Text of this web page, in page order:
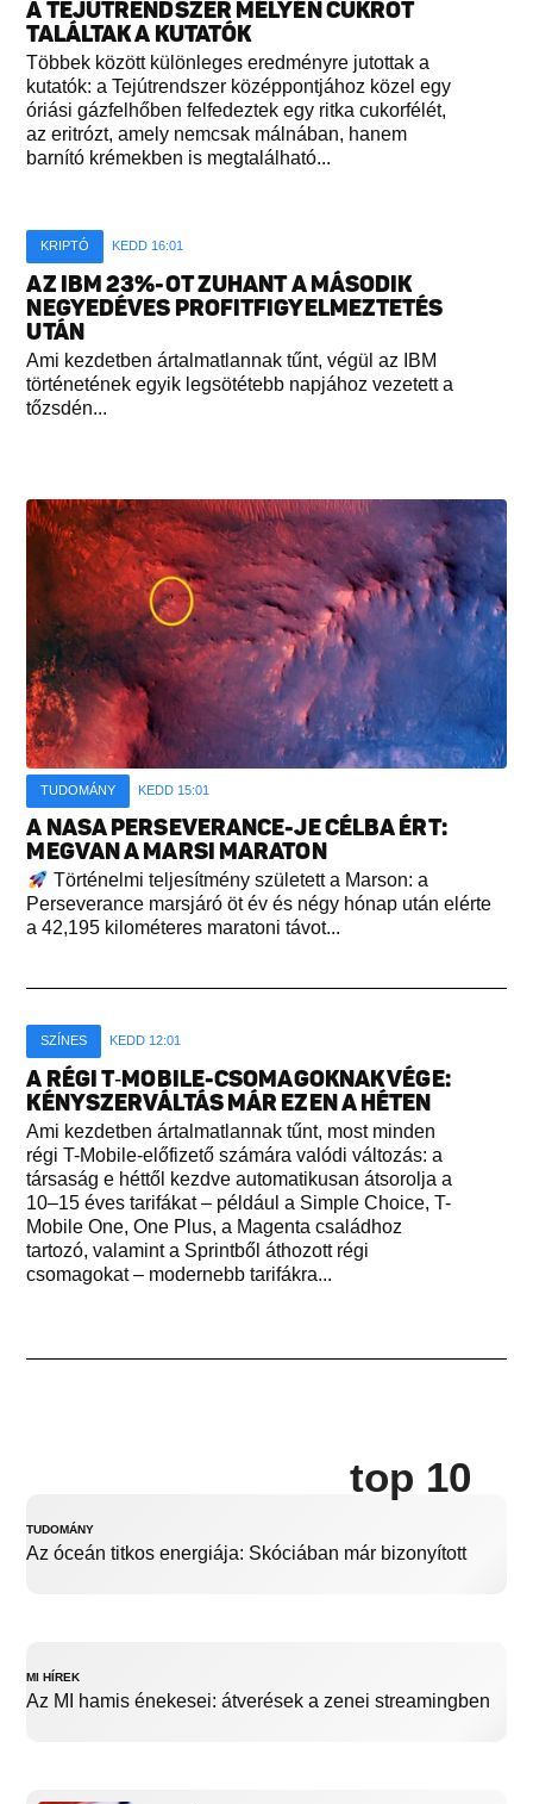
A TEJÚTRENDSZER MÉLYÉN CUKROT
TALÁLTAK A KUTATÓK
Többek között különleges eredményre jutottak a
kutatók: a Tejútrendszer középpontjához közel egy
óriási gázfelhőben felfedeztek egy ritka cukorfélét,
az eritrózt, amely nemcsak málnában, hanem
barnító krémekben is megtalálható...
KRIPTÓ KEDD 16:01
AZ IBM 23%-OT ZUHANT A MÁSODIK
NEGYEDÉVES PROFITFIGYELMEZTETÉS
UTÁN
Ami kezdetben ártalmatlannak tűnt, végül az IBM
történetének egyik legsötétebb napjához vezetett a
tőzsdén...
TUDOMÁNY KEDD 15:01
A NASA PERSEVERANCE-JE CÉLBA ÉRT:
MEGVAN A MARSI MARATON
Történelmi teljesítmény született a Marson: a
Perseverance marsjáró öt év és négy hónap után elérte
a 42,195 kilométeres maratoni távot...
SZÍNES KEDD 12:01
A RÉGI T‑MOBILE-CSOMAGOKNAK VÉGE:
KÉNYSZERVÁLTÁS MÁR EZEN A HÉTEN
Ami kezdetben ártalmatlannak tűnt, most minden
régi T-Mobile-előfizető számára valódi változás: a
társaság e héttől kezdve automatikusan átsorolja a
10–15 éves tarifákat – például a Simple Choice, T-
Mobile One, One Plus, a Magenta családhoz
tartozó, valamint a Sprintből áthozott régi
csomagokat – modernebb tarifákra...
top 10
TUDOMÁNY
Az óceán titkos energiája: Skóciában már bizonyított
MI HÍREK
Az MI hamis énekesei: átverések a zenei streamingben